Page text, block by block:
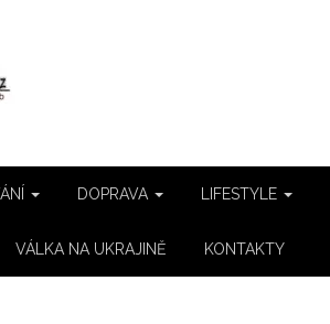
DOPRAVA LIFESTYLE
VÁLKA NA UKRAJINĚ KONTAKTY